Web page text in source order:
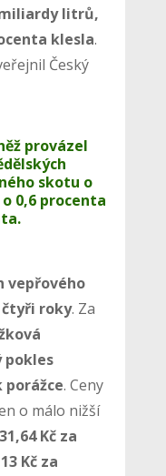
litrů,
klesla.
Český
provázel
skotu o
0,6 procenta
vepřového
čtyři roky. Za
pokles
porážce. Ceny
o málo nižší
Kč za
Kč za